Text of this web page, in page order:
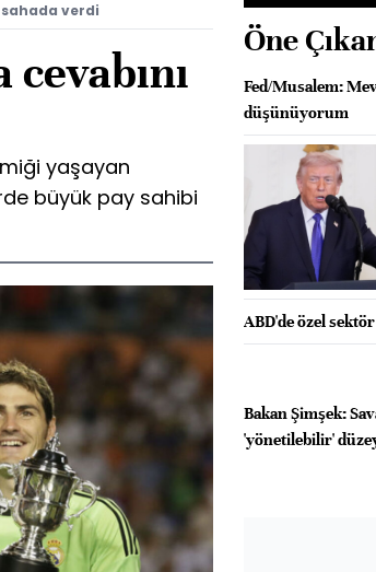
verdi
yaşayan
büyük pay sahibi
Öne
Fed/Musalem:
düşünüyorum
ABD'de özel
Bakan Şimşek:
'yönetilebilir'